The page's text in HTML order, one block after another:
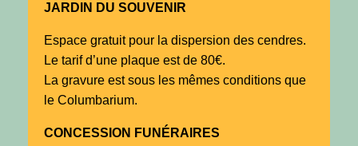
JARDIN DU SOUVENIR
Espace gratuit pour la dispersion des cendres.
Le tarif d’une plaque est de 80€.
La gravure est sous les mêmes conditions que
le Columbarium.
CONCESSION FUNÉRAIRES